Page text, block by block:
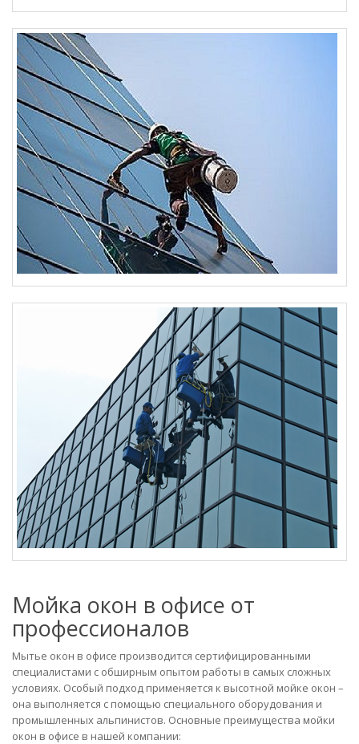
Мойка окон в офисе от
профессионалов
Мытье окон в офисе производится сертифицированными
специалистами с обширным опытом работы в самых сложных
условиях. Особый подход применяется к высотной мойке окон –
она выполняется с помощью специального оборудования и
промышленных альпинистов. Основные преимущества мойки
окон в офисе в нашей компании: